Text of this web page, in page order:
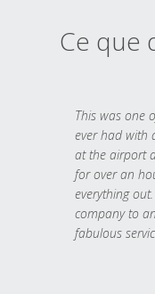
Ce que
This was one
ever had with
at the airport
for over an
everything
company to
fabulous